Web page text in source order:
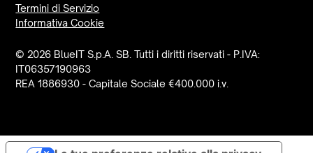
© 2026 BlueIT S.p.A. SB. Tutti i diritti riservati - P.IVA:
IT06357190963
REA 1886930 - Capitale Sociale €400.000 i.v.
Termini di Servizio
Informativa Cookie